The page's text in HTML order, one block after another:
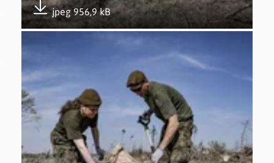
jpeg 956,9 kB
Pobierz załącznik
Otwórz załącznik Udział w akcji #sadziMy – 26.04.2019